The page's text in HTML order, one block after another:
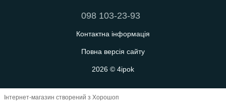
098 103-23-93
Контактна інформація
Повна версія сайту
2026 © 4ipok
Інтернет-магазин створений з Хорошоп